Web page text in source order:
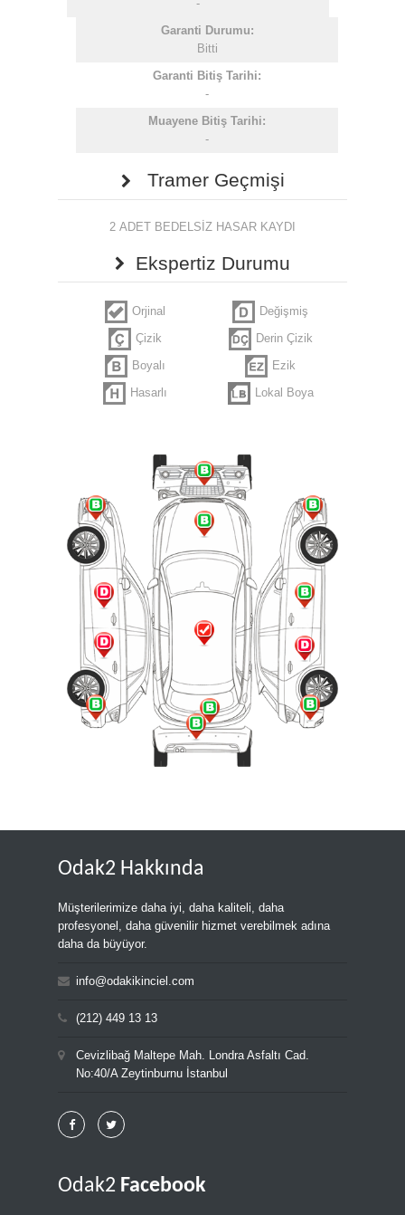
-
Garanti Durumu:
Bitti
Garanti Bitiş Tarihi:
-
Muayene Bitiş Tarihi:
-
Tramer Geçmişi
2 ADET BEDELSİZ HASAR KAYDI
Ekspertiz Durumu
Orjinal
Değişmiş
Çizik
Derin Çizik
Boyalı
Ezik
Hasarlı
Lokal Boya
Odak2 Hakkında
Müşterilerimize daha iyi, daha kaliteli, daha
profesyonel, daha güvenilir hizmet verebilmek adına
daha da büyüyor.
info@odakikinciel.com
(212) 449 13 13
Cevizlibağ Maltepe Mah. Londra Asfaltı Cad.
No:40/A Zeytinburnu İstanbul
Odak2 Facebook